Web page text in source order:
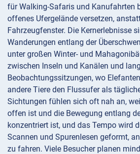
für Walking-Safaris und Kanufahrten
offenes Ufergelände versetzen,
Fahrzeugfenster. Die Kernerlebnisse
Wanderungen entlang der
unter großen Winter- und
zwischen Inseln und Kanälen und
Beobachtungssitzungen, wo
andere Tiere den Flussufer als
Sichtungen fühlen sich oft nah an,
offen ist und die Bewegung entlang
konzentriert ist, und das Tempo wird
Scannen und Spurenlesen geformt,
zu fahren. Viele Besucher planen